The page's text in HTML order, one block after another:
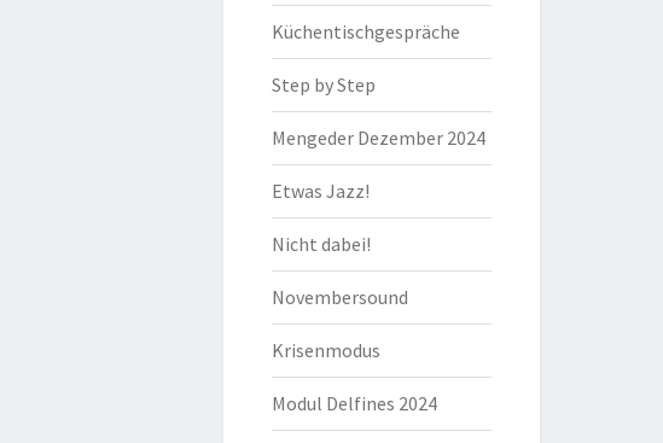
Küchentischgespräche
Step by Step
Mengeder Dezember 2024
Etwas Jazz!
Nicht dabei!
Novembersound
Krisenmodus
Modul Delfines 2024